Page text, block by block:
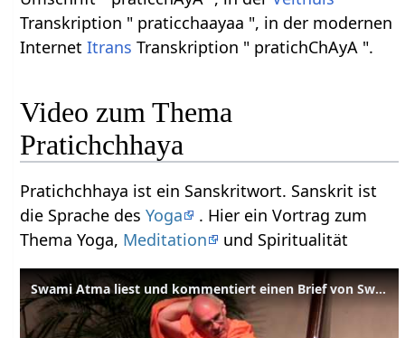
Transkription " praticchaayaa ", in der modernen
InternetItrans Transkription " pratichChAyA ".
Video zum Thema
Pratichchhaya
Pratichchhaya ist ein Sanskritwort. Sanskrit ist
die Sprache desYoga
. Hier ein Vortrag zum
Thema Yoga, Meditation und Spiritualität
Swami Atma liest und kommentiert einen Brief von Swami Sivananda